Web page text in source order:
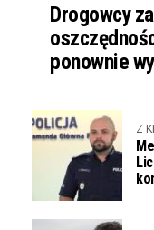
Drogowcy
ponownie
Z